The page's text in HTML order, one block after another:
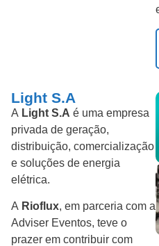
Light S.A
A Light S.A é uma empresa
privada de geração,
distribuição, comercialização
e soluções de energia
elétrica.
A Rioflux, em parceria com a
Adviser Eventos, teve o
prazer em contribuir com